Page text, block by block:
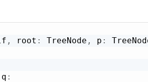
, root : TreeNode , p :
q :